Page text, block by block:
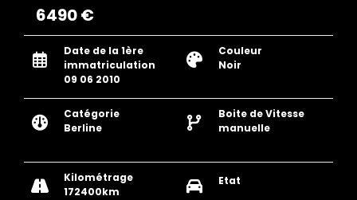
6490 €
Date de la 1ère
immatriculation
09 06 2010
Catégorie
Berline
Kilométrage
172400km
Couleur
Noir
Boite de Vitesse
manuelle
Etat